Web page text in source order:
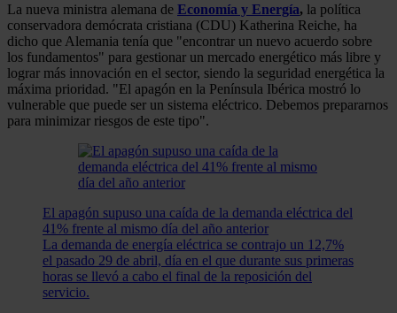
La nueva ministra alemana de Economía y Energía, la política
conservadora demócrata cristiana (CDU) Katherina Reiche, ha
dicho que Alemania tenía que "encontrar un nuevo acuerdo sobre
los fundamentos" para gestionar un mercado energético más libre y
lograr más innovación en el sector, siendo la seguridad energética la
máxima prioridad. "El apagón en la Península Ibérica mostró lo
vulnerable que puede ser un sistema eléctrico. Debemos prepararnos
para minimizar riesgos de este tipo".
El apagón supuso una caída de la demanda eléctrica del
41% frente al mismo día del año anterior
La demanda de energía eléctrica se contrajo un 12,7%
el pasado 29 de abril, día en el que durante sus primeras
horas se llevó a cabo el final de la reposición del
servicio.